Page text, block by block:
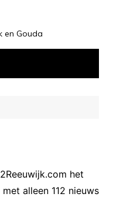
en Gouda
het
alleen 112 nieuws